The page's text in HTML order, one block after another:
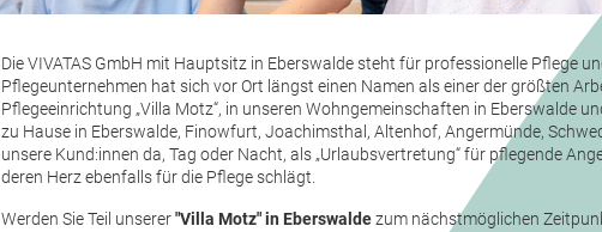
Die VIVATAS GmbH mit Hauptsitz in Eberswalde steht für professionelle Pflege
Pflegeunternehmen hat sich vor Ort längst einen Namen als einer der größten
Pflegeeinrichtung „Villa Motz“, in unseren Wohngemeinschaften in Eberswalde
zu Hause in Eberswalde, Finowfurt, Joachimsthal, Altenhof, Angermünde,
unsere Kund:innen da, Tag oder Nacht, als „Urlaubsvertretung“ für pflegende
deren Herz ebenfalls für die Pflege schlägt.
Werden Sie Teil unserer"Villa Motz" in Eberswaldezum nächstmöglichen